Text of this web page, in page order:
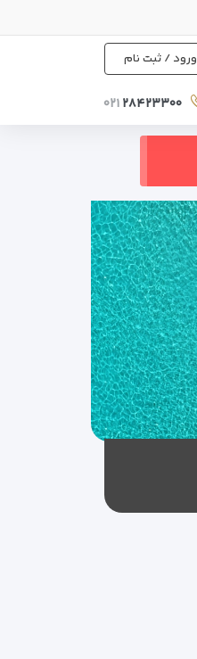
ورود / ثبت نام
۲۸۴۲۳۳۰۰ ۰۲۱